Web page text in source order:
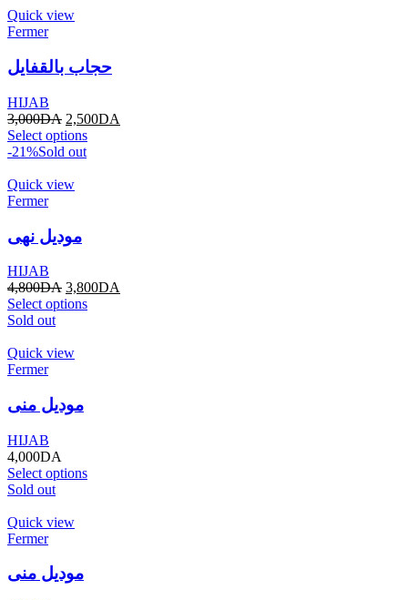
Quick view
Fermer
حجاب بالقفايل
HIJAB
3,000DA 2,500DA
Select options
-21%Sold out
Quick view
Fermer
موديل نهى
HIJAB
4,800DA 3,800DA
Select options
Sold out
Quick view
Fermer
موديل منى
HIJAB
4,000DA
Select options
Sold out
Quick view
Fermer
موديل منى